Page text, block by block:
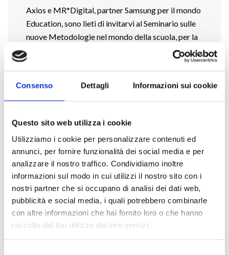
Consenso Dettagli Informazioni sui cookie
Questo sito web utilizza i cookie
Utilizziamo i cookie per personalizzare contenuti ed
annunci, per fornire funzionalità dei social media e per
analizzare il nostro traffico. Condividiamo inoltre
informazioni sul modo in cui utilizzi il nostro sito con i
nostri partner che si occupano di analisi dei dati web,
pubblicità e social media, i quali potrebbero combinarle
con altre informazioni che hai fornito loro o che hanno
raccolto dal tuo utilizzo dei loro servizi.
Axios e MR*Digital, partner Samsung per il mondo
Education, sono lieti di invitarvi al Seminario sulle
nuove Metodologie nel mondo della scuola, per la
Didattica e per l’Amministrazione. FIRMA
GRAFOMETRICA | SEGRETERIA DIGITALE | E-
CLASSE DIGITALE SAMSUNG | CODING E
TINKERING Le prossime date: ASTI27 Novembre
CONTINUA